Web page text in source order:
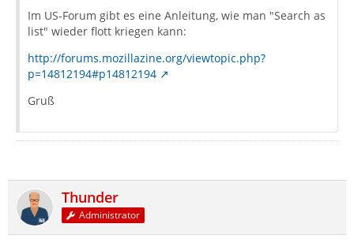
Im US-Forum gibt es eine Anleitung, wie man "Search as
list" wieder flott kriegen kann:
http://forums.mozillazine.org/viewtopic.php?
p=14812194#p14812194
Gruß
Thunder
Administrator